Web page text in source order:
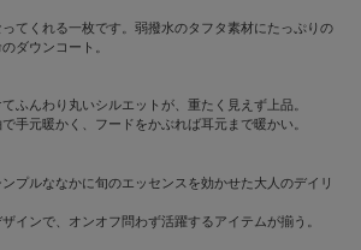
てくれる一枚です。弱撥水のタフタ素材にたっぷりの
ダウンコート。
ふんわり丸いシルエットが、重たく見えず上品。
手元暖かく、フードをかぶれば耳元まで暖かい。
プルななかに旬のエッセンスを効かせた大人のデイリ
インで、オンオフ問わず活躍するアイテムが揃う。